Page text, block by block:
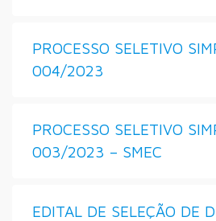
PROCESSO SELETIVO
004/2023
PROCESSO SELETIVO
003/2023 – SMEC
EDITAL DE SELEÇÃO DE